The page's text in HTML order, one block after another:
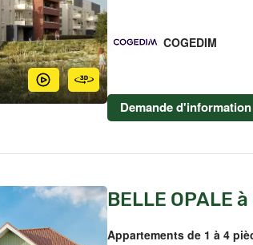
COGEDIM
Demande d'information
BELLE OPALE
Appartements de 1 à 4